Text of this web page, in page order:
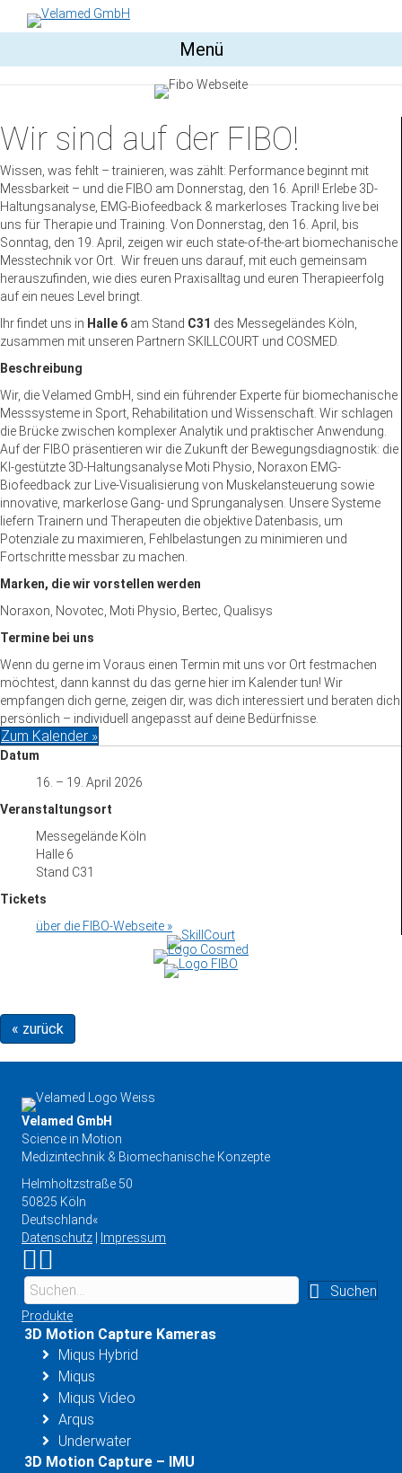
Menü
Wir sind auf der FIBO!
Wissen, was fehlt – trainieren, was zählt: Performance beginnt mit
Messbarkeit – und die FIBO am Donnerstag, den 16. April! Erlebe 3D-
Haltungsanalyse, EMG-Biofeedback & markerloses Tracking live bei
uns für Therapie und Training. Von Donnerstag, den 16. April, bis
Sonntag, den 19. April, zeigen wir euch state-of-the-art biomechanische
Messtechnik vor Ort. Wir freuen uns darauf, mit euch gemeinsam
herauszufinden, wie dies euren Praxisalltag und euren Therapieerfolg
auf ein neues Level bringt.
Ihr findet uns in Halle 6 am Stand C31 des Messegeländes Köln,
zusammen mit unseren Partnern SKILLCOURT und COSMED.
Beschreibung
Wir, die Velamed GmbH, sind ein führender Experte für biomechanische
Messsysteme in Sport, Rehabilitation und Wissenschaft. Wir schlagen
die Brücke zwischen komplexer Analytik und praktischer Anwendung.
Auf der FIBO präsentieren wir die Zukunft der Bewegungsdiagnostik: die
KI-gestützte 3D-Haltungsanalyse Moti Physio, Noraxon EMG-
Biofeedback zur Live-Visualisierung von Muskelansteuerung sowie
innovative, markerlose Gang- und Sprunganalysen. Unsere Systeme
liefern Trainern und Therapeuten die objektive Datenbasis, um
Potenziale zu maximieren, Fehlbelastungen zu minimieren und
Fortschritte messbar zu machen.
Marken, die wir vorstellen werden
Noraxon, Novotec, Moti Physio, Bertec, Qualisys
Termine bei uns
Wenn du gerne im Voraus einen Termin mit uns vor Ort festmachen
möchtest, dann kannst du das gerne hier im Kalender tun! Wir
empfangen dich gerne, zeigen dir, was dich interessiert und beraten dich
persönlich – individuell angepasst auf deine Bedürfnisse.
Zum Kalender »
Datum
16. – 19. April 2026
Veranstaltungsort
Messegelände Köln
Halle 6
Stand C31
Tickets
über die FIBO-Webseite »
« zurück
Velamed GmbH
Science in Motion
Medizintechnik & Biomechanische Konzepte
Helmholtzstraße 50
50825 Köln
Deutschland«
Datenschutz
Impressum
Link zu Instagram
Link zu YouTube
Suchen
Produkte
3D Motion Capture Kameras
Miqus Hybrid
Miqus
Miqus Video
Arqus
Underwater
3D Motion Capture – IMU